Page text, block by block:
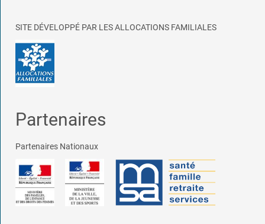
SITE DÉVELOPPÉ PAR LES ALLOCATIONS FAMILIALES
Partenaires
Partenaires Nationaux